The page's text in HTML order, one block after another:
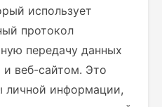
использует
протокол
передачу данных
веб-сайтом. Это
личной информации,